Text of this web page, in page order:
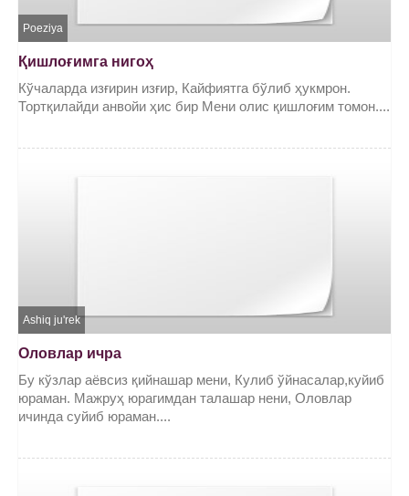
Poeziya
Қишлоғимга нигоҳ
Кўчаларда изғирин изғир, Кайфиятга бўлиб ҳукмрон.
Тортқилайди анвойи ҳис бир Мени олис қишлоғим томон....
Ashiq ju'rek
Оловлар ичра
Бу кўзлар аёвсиз қийнашар мени, Кулиб ўйнасалар,куйиб
юраман. Мажруҳ юрагимдан талашар нени, Оловлар
ичинда суйиб юраман....